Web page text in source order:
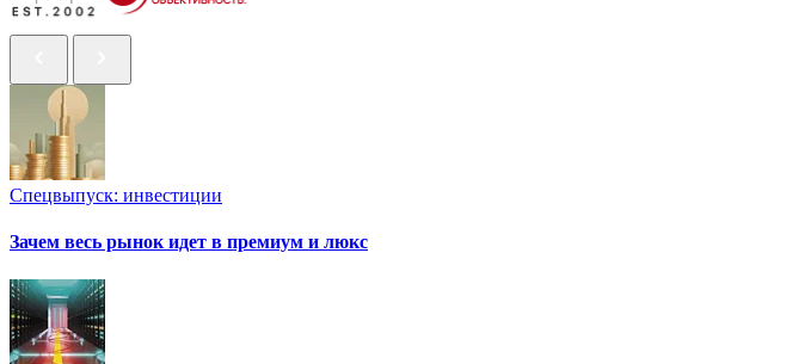
Спецвыпуск: инвестиции
Зачем весь рынок идет в премиум и люкс